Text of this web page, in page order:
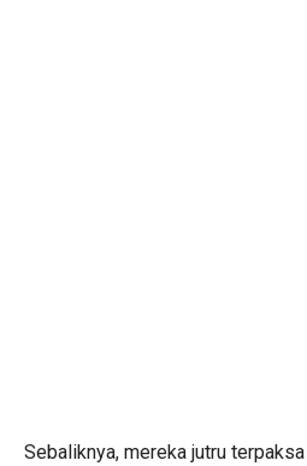
Sebaliknya, mereka jutru